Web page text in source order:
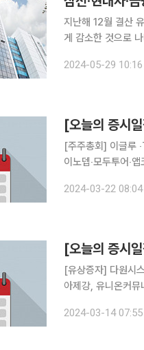
지난해 12월 결산
게 감소한 것으로
2024-05-29 10:16
[오늘의 증시
[주주총회] 이글루
이노뎁‧모두투어‧
탈‧대륙제관‧노랑풍
2024-03-22 08:04
[오늘의 증시
[유상증자] 다원시스 [무상증자] 프롬바이오 [상호변경] 수성샐바시온(→수성웹툰) [주주총회] 세
아제강, 유니온커
KISCO홀딩스,
2024-03-14 07:55